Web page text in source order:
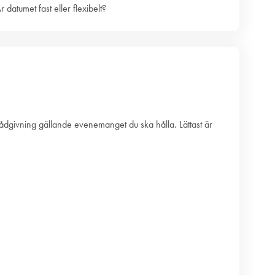
fast eller flexibelt?
gällande evenemanget du ska hålla. Lättast är